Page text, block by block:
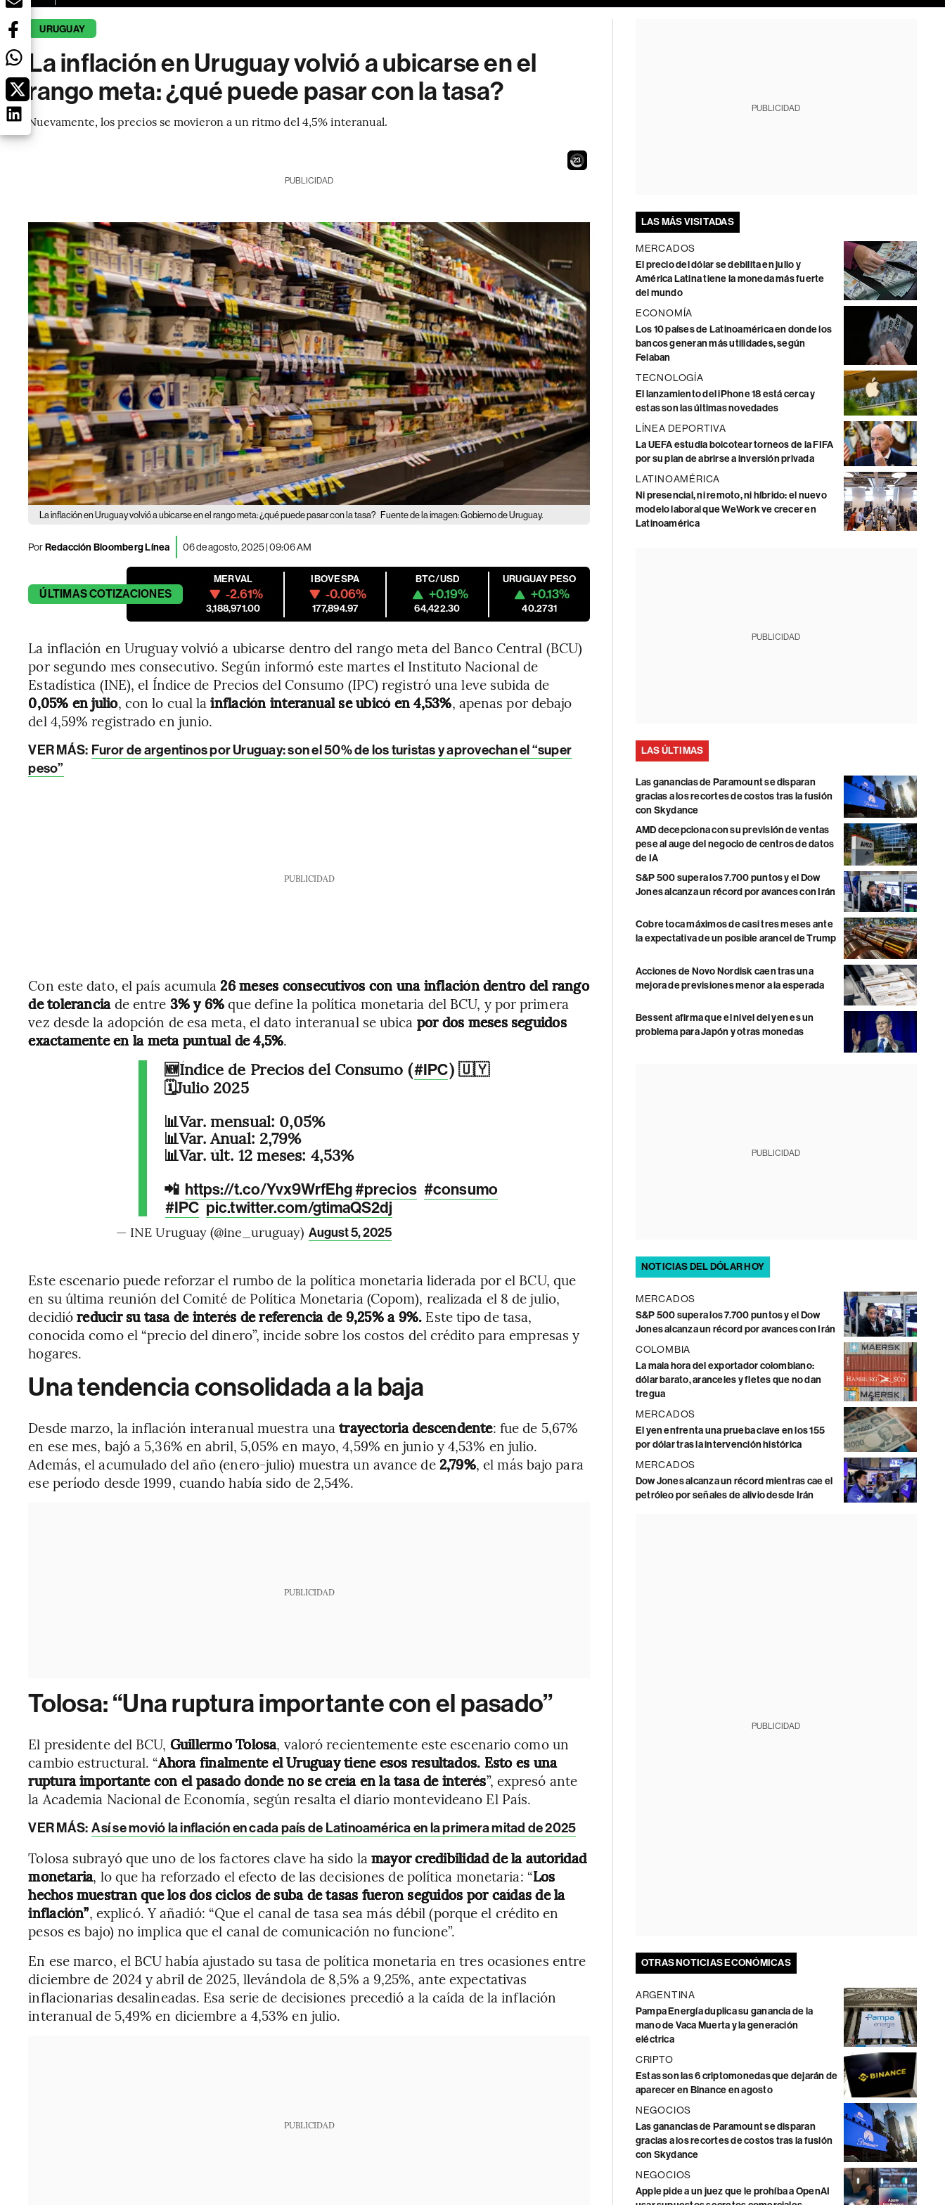
URUGUAY
La inflación en Uruguay volvió a ubicarse en el
rango meta: ¿qué puede pasar con la tasa?
Nuevamente, los precios se movieron a un ritmo del 4,5% interanual.
21
PUBLICIDAD
La inflación en Uruguay volvió a ubicarse en el rango meta: ¿qué puede pasar con la tasa? Fuente de la imagen: Gobierno de Uruguay.
PorRedacción Bloomberg Línea 06 de agosto, 2025 | 09:06 AM
ÚLTIMASCOTIZACIONES
MERVAL
-2.61%
3,188,971.00
IBOVESPA
-0.06%
177,894.97
BTC/USD
+0.19%
64,422.30
URUGUAY PESO
+0.13%
40.2731
La inflación en Uruguay volvió a ubicarse dentro del rango meta del Banco Central (BCU)
por segundo mes consecutivo. Según informó este martes el Instituto Nacional de
Estadística (INE), el Índice de Precios del Consumo (IPC) registró una leve subida de
0,05% en julio, con lo cual lainflación interanual se ubicó en 4,53%, apenas por debajo
del 4,59% registrado en junio.
VER MÁS: Furor de argentinos por Uruguay: son el 50% de los turistas y aprovechan el “super
peso”
PUBLICIDAD
Con este dato, el país acumula26 meses consecutivos con una inflación dentro del rango
de toleranciade entre 3% y 6%que define la política monetaria del BCU, y por primera
vez desde la adopción de esa meta, el dato interanual se ubica por dos meses seguidos
exactamente en la meta puntual de 4,5%.
🆕Índice de Precios del Consumo (#IPC) 🇺🇾
🗓️Julio 2025
📊Var. mensual: 0,05%
📊Var. Anual: 2,79%
📊Var. últ. 12 meses: 4,53%
📲 https://t.co/Yvx9WrfEhg#precios #consumo
#IPC pic.twitter.com/gtimaQS2dj
— INE Uruguay (@ine_uruguay) August 5, 2025
Este escenario puede reforzar el rumbo de la política monetaria liderada por el BCU, que
en su última reunión del Comité de Política Monetaria (Copom), realizada el 8 de julio,
decidióreducir su tasa de interés de referencia de 9,25% a 9%. Este tipo de tasa,
conocida como el “precio del dinero”, incide sobre los costos del crédito para empresas y
hogares.
Una tendencia consolidada a la baja
Desde marzo, la inflación interanual muestra unatrayectoria descendente: fue de 5,67%
en ese mes, bajó a 5,36% en abril, 5,05% en mayo, 4,59% en junio y 4,53% en julio.
Además, el acumulado del año (enero-julio) muestra un avance de2,79%, el más bajo para
ese período desde 1999, cuando había sido de 2,54%.
PUBLICIDAD
Tolosa: “Una ruptura importante con el pasado”
El presidente del BCU, Guillermo Tolosa, valoró recientemente este escenario como un
cambio estructural. “Ahora finalmente el Uruguay tiene esos resultados. Esto es una
ruptura importante con el pasado donde no se creía en la tasa de interés”, expresó ante
la Academia Nacional de Economía, según resalta el diario montevideano El País.
VER MÁS: Así se movió la inflación en cada país de Latinoamérica en la primera mitad de 2025
Tolosa subrayó que uno de los factores clave ha sido lamayor credibilidad de la autoridad
monetaria, lo que ha reforzado el efecto de las decisiones de política monetaria: “Los
hechos muestran que los dos ciclos de suba de tasas fueron seguidos por caídas de la
inflación”, explicó. Y añadió: “Que el canal de tasa sea más débil (porque el crédito en
pesos es bajo) no implica que el canal de comunicación no funcione”.
En ese marco, el BCU había ajustado su tasa de política monetaria en tres ocasiones entre
diciembre de 2024 y abril de 2025, llevándola de 8,5% a 9,25%, ante expectativas
inflacionarias desalineadas. Esa serie de decisiones precedió a la caída de la inflación
interanual de 5,49% en diciembre a 4,53% en julio.
PUBLICIDAD
PUBLICIDAD
LAS MÁS VISITADAS
MERCADOS
El precio del dólar se debilita en julio y
América Latina tiene la moneda más fuerte
del mundo
ECONOMÍA
Los 10 países de Latinoamérica en donde los
bancos generan más utilidades, según
Felaban
TECNOLOGÍA
El lanzamiento del iPhone 18 está cerca y
estas son las últimas novedades
LÍNEA DEPORTIVA
La UEFA estudia boicotear torneos de la FIFA
por su plan de abrirse a inversión privada
LATINOAMÉRICA
Ni presencial, ni remoto, ni híbrido: el nuevo
modelo laboral que WeWork ve crecer en
Latinoamérica
PUBLICIDAD
LAS ÚLTIMAS
Las ganancias de Paramount se disparan
gracias a los recortes de costos tras la fusión
con Skydance
AMD decepciona con su previsión de ventas
pese al auge del negocio de centros de datos
de IA
S&P 500 supera los 7.700 puntos y el Dow
Jones alcanza un récord por avances con Irán
Cobre toca máximos de casi tres meses ante
la expectativa de un posible arancel de Trump
Acciones de Novo Nordisk caen tras una
mejora de previsiones menor a la esperada
Bessent afirma que el nivel del yen es un
problema para Japón y otras monedas
PUBLICIDAD
NOTICIAS DEL DÓLAR HOY
MERCADOS
S&P 500 supera los 7.700 puntos y el Dow
Jones alcanza un récord por avances con Irán
COLOMBIA
La mala hora del exportador colombiano:
dólar barato, aranceles y fletes que no dan
tregua
MERCADOS
El yen enfrenta una prueba clave en los 155
por dólar tras la intervención histórica
MERCADOS
Dow Jones alcanza un récord mientras cae el
petróleo por señales de alivio desde Irán
PUBLICIDAD
OTRAS NOTICIAS ECONÓMICAS
ARGENTINA
Pampa Energía duplica su ganancia de la
mano de Vaca Muerta y la generación
eléctrica
CRIPTO
Estas son las 6 criptomonedas que dejarán de
aparecer en Binance en agosto
NEGOCIOS
Las ganancias de Paramount se disparan
gracias a los recortes de costos tras la fusión
con Skydance
NEGOCIOS
Apple pide a un juez que le prohíba a OpenAI